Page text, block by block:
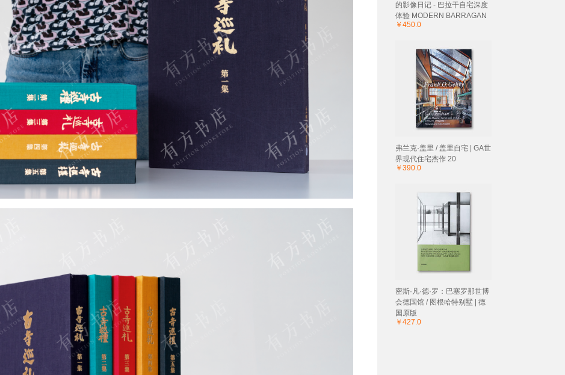
的影像日记 - 巴拉干自宅深度
体验 MODERN BARRAGAN
￥450.0
弗兰克·盖里 / 盖里自宅 | GA世
界现代住宅杰作 20
￥390.0
密斯·凡·德·罗：巴塞罗那世博
会德国馆 / 图根哈特别墅 | 德
国原版
￥427.0